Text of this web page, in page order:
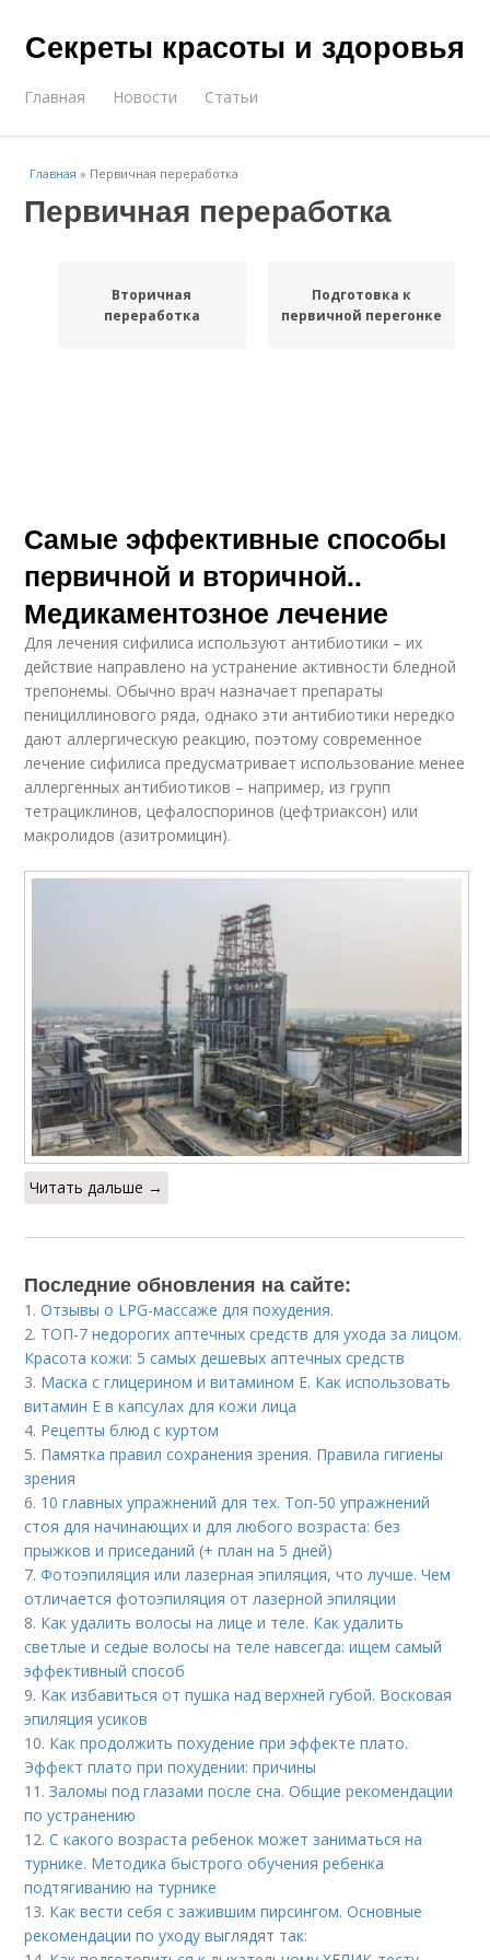
Секреты красоты и здоровья
Главная Новости Статьи
Главная » Первичная переработка
Первичная переработка
Вторичная
переработка
Подготовка к
первичной перегонке
Самые эффективные способы
первичной и вторичной..
Медикаментозное лечение
Для лечения сифилиса используют антибиотики – их
действие направлено на устранение активности бледной
трепонемы. Обычно врач назначает препараты
пенициллинового ряда, однако эти антибиотики нередко
дают аллергическую реакцию, поэтому современное
лечение сифилиса предусматривает использование менее
аллергенных антибиотиков – например, из групп
тетрациклинов, цефалоспоринов (цефтриаксон) или
макролидов (азитромицин).
Читать дальше →
Последние обновления на сайте:
1.Отзывы о LPG-массаже для похудения.
2. ТОП-7 недорогих аптечных средств для ухода за лицом.
Красота кожи: 5 самых дешевых аптечных средств
3. Маска с глицерином и витамином Е. Как использовать
витамин E в капсулах для кожи лица
4. Рецепты блюд с куртом
5. Памятка правил сохранения зрения. Правила гигиены
зрения
6. 10 главных упражнений для тех. Топ-50 упражнений
стоя для начинающих и для любого возраста: без
прыжков и приседаний (+ план на 5 дней)
7.Фотоэпиляция или лазерная эпиляция, что лучше. Чем
отличается фотоэпиляция от лазерной эпиляции
8. Как удалить волосы на лице и теле. Как удалить
светлые и седые волосы на теле навсегда: ищем самый
эффективный способ
9. Как избавиться от пушка над верхней губой. Восковая
эпиляция усиков
10. Как продолжить похудение при эффекте плато.
Эффект плато при похудении: причины
11.Заломы под глазами после сна. Общие рекомендации
по устранению
12.С какого возраста ребенок может заниматься на
турнике. Методика быстрого обучения ребенка
подтягиванию на турнике
13. Как вести себя с зажившим пирсингом. Основные
рекомендации по уходу выглядят так: